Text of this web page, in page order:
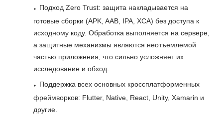
Подход Zero Trust: защита накладывается на
готовые сборки (APK, AAB, IPA, XCA) без доступа к
исходному коду. Обработка выполняется на сервере,
а защитные механизмы являются неотъемлемой
частью приложения, что сильно усложняет их
исследование и обход.
Поддержка всех основных кроссплатформенных
фреймворков: Flutter, Native, React, Unity, Xamarin и
другие.